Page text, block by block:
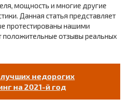
мощность и многие другие
Данная статья представляет
протестированы нашими
положительные отзывы реальных
лучших недорогих
на 2021-й год